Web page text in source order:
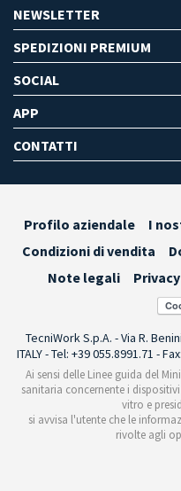
NEWSLETTER
SPEDIZIONI PREMIUM
SOCIAL
APP
CONTATTI
Profilo aziendale I
Condizioni di vendita
Note legali
TecniWork S.p.A. - Via R.
ITALY - Tel: +39 055.8991.71 -
Ai sensi delle Linee guida del
sanitaria concernente i
vitro e
si avvisa l'utente che le
rivolte agli